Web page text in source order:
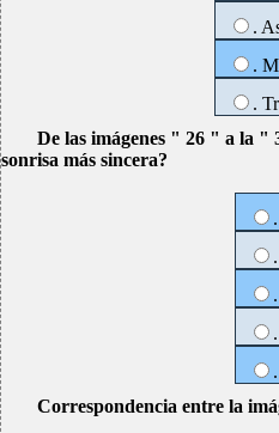
.
.
.
De las imágenes " 26 " a la "
sonrisa más sincera?
Correspondencia entre la